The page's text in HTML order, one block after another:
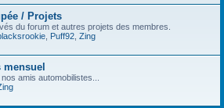
/ Projets
du forum et autres projets des membres.
Puff92 Zing
amis automobilistes...